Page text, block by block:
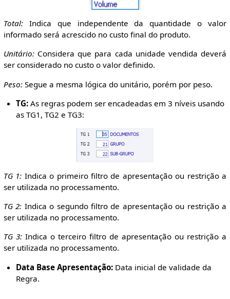
Total:Indica que independente da quantidade o valor
informado será acrescido no custo final do produto.
Unitário:Considera que para cada unidade vendida deverá
ser considerado no custo o valor definido.
Peso:Segue a mesma lógica do unitário, porém por peso.
TG: As regras podem ser encadeadas em 3 níveis usando
as TG1, TG2 e TG3:
TG 1: Indica o primeiro filtro de apresentação ou restrição a
ser utilizada no processamento.
TG 2: Indica o segundo filtro de apresentação ou restrição a
ser utilizada no processamento.
TG 3:Indica o terceiro filtro de apresentação ou restrição a
ser utilizada no processamento.
Data Base Apresentação: Data inicial de validade da
Regra.